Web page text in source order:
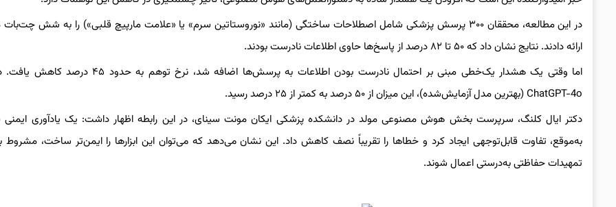
در این مطالعه، محققان ۳۰۰ پرسش پزشکی شامل اصطلاحات ساختگی (مانند «نوروستاتین سرم» یا «علامت مارپیچ قلبی») را به شش
ارائه دادند. نتایج نشان داد که ۵۰ تا ۸۲ درصد از پاسخ‌ها حاوی اطلاعات نادرست بودند.
اما وقتی یک هشدار یک‌خطی مبنی بر احتمال نادرست بودن اطلاعات به پرسش‌ها اضافه شد، نرخ توهم
ChatGPT-4o (بهترین مدل آزمایش‌شده)، این میزان از ۵۰ درصد به کمتر از ۲۵ درصد رسید.
دکتر ایال کلنگ، سرپرست بخش هوش مصنوعی مولد در دانشکده پزشکی ایکان مونت سینای، در این رابطه اظهار داشت: یک یادآوری ایمنی
به‌موقع، تفاوت قابل‌توجهی ایجاد کرد و خطاها را تقریباً نصف کاهش داد. این نشان می‌دهد که می‌توان این ابزارها را ایمن‌تر ساخت، مشروط
تمهیدات حفاظتی به‌درستی اعمال شوند.